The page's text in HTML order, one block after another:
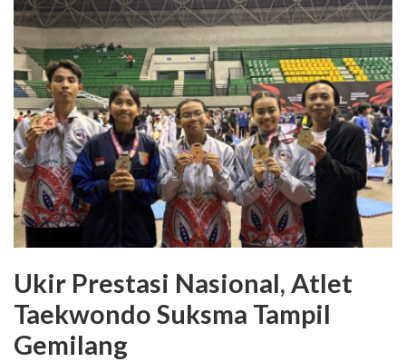
Ukir Prestasi Nasional, Atlet
Taekwondo Suksma Tampil
Gemilang